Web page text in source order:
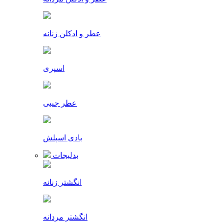
عطر و ادکلن زنانه
اسپری
عطر جیبی
بادی اسپلش
بدلیجات
انگشتر زنانه
انگشتر مردانه